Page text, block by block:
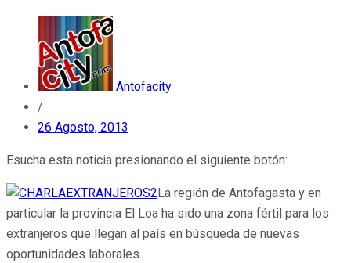
Antofacity
/
26 Agosto, 2013
Esucha esta noticia presionando el siguiente botón:
La región de Antofagasta y en
particular la provincia El Loa ha sido una zona fértil para los
extranjeros que llegan al país en búsqueda de nuevas
oportunidades laborales.